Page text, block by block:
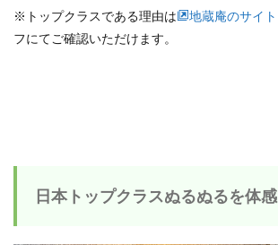
※トップクラスである理由は 地蔵庵のサイト
フにてご確認いただけます。
日本トップクラスぬるぬるを体感